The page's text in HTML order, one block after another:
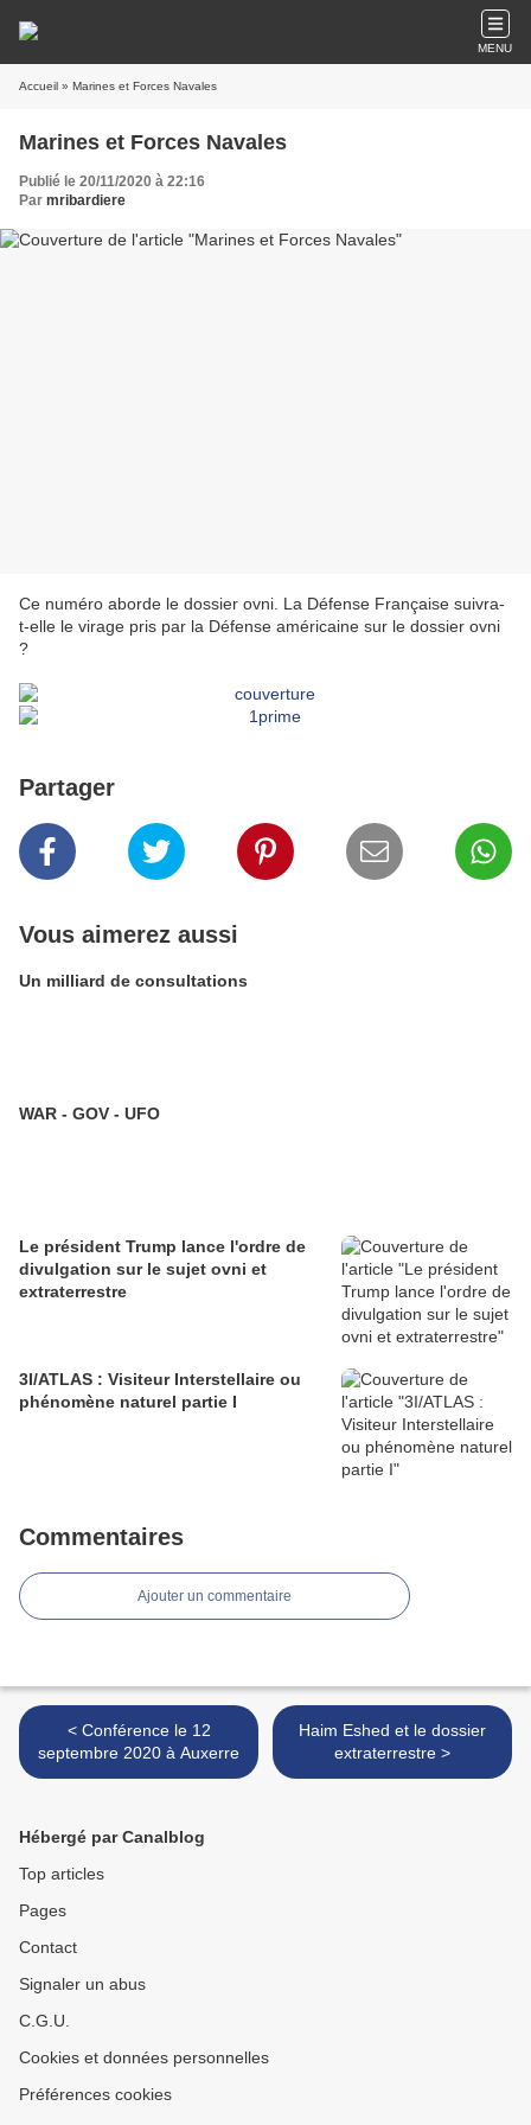
MENU
Accueil » Marines et Forces Navales
Marines et Forces Navales
Publié le 20/11/2020 à 22:16
Par mribardiere
Ce numéro aborde le dossier ovni. La Défense Française suivra-
t-elle le virage pris par la Défense américaine sur le dossier ovni
?
Partager
Vous aimerez aussi
Un milliard de consultations
WAR - GOV - UFO
Le président Trump lance l'ordre de
divulgation sur le sujet ovni et
extraterrestre
3I/ATLAS : Visiteur Interstellaire ou
phénomène naturel partie I
Commentaires
Ajouter un commentaire
< Conférence le 12
septembre 2020 à Auxerre
Haim Eshed et le dossier
extraterrestre >
Hébergé par Canalblog
Top articles
Pages
Contact
Signaler un abus
C.G.U.
Cookies et données personnelles
Préférences cookies